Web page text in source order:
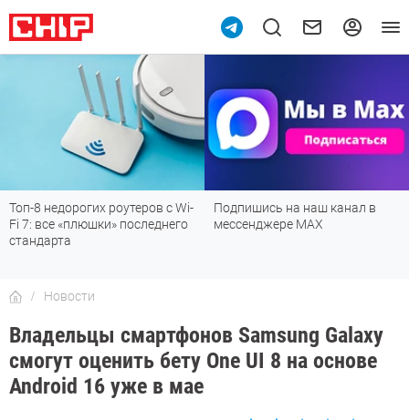
Топ-8 недорогих роутеров с Wi-
Fi 7: все «плюшки» последнего
стандарта
Подпишись на наш канал в
мессенджере МАХ
Новости
Владельцы смартфонов Samsung Galaxy
смогут оценить бету One UI 8 на основе
Android 16 уже в мае